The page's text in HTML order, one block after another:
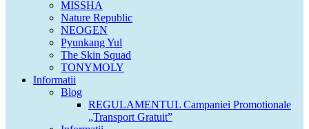
MISSHA
Nature Republic
NEOGEN
Pyunkang Yul
The Skin Squad
TONYMOLY
Informatii
Blog
REGULAMENTUL Campaniei Promotionale
„Transport Gratuit”